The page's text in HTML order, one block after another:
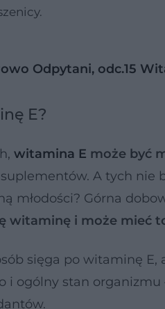
Odpytani, odc.15
E?
witamina E może być
A tych nie
młodości? Górna
witaminę i może mieć
sięga po witaminę E,
i ogólny stan organizmu